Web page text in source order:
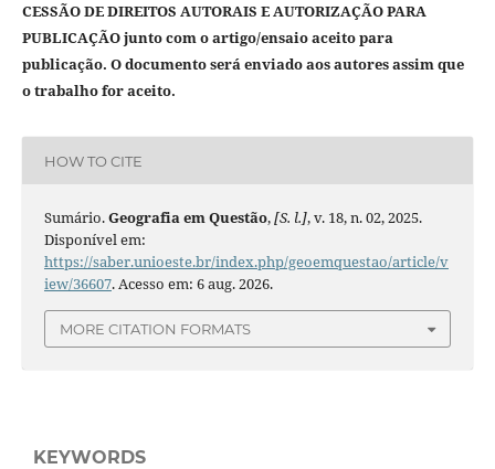
CESSÃO DE DIREITOS AUTORAIS E AUTORIZAÇÃO PARA
PUBLICAÇÃO junto com o artigo/ensaio aceito para
publicação. O documento será enviado aos autores assim que
o trabalho for aceito.
HOW TO CITE
Sumário.Geografia em Questão,[S. l.], v. 18, n. 02, 2025.
Disponível em:
https://saber.unioeste.br/index.php/geoemquestao/article/v
iew/36607. Acesso em: 6 aug. 2026.
MORE CITATION FORMATS
KEYWORDS